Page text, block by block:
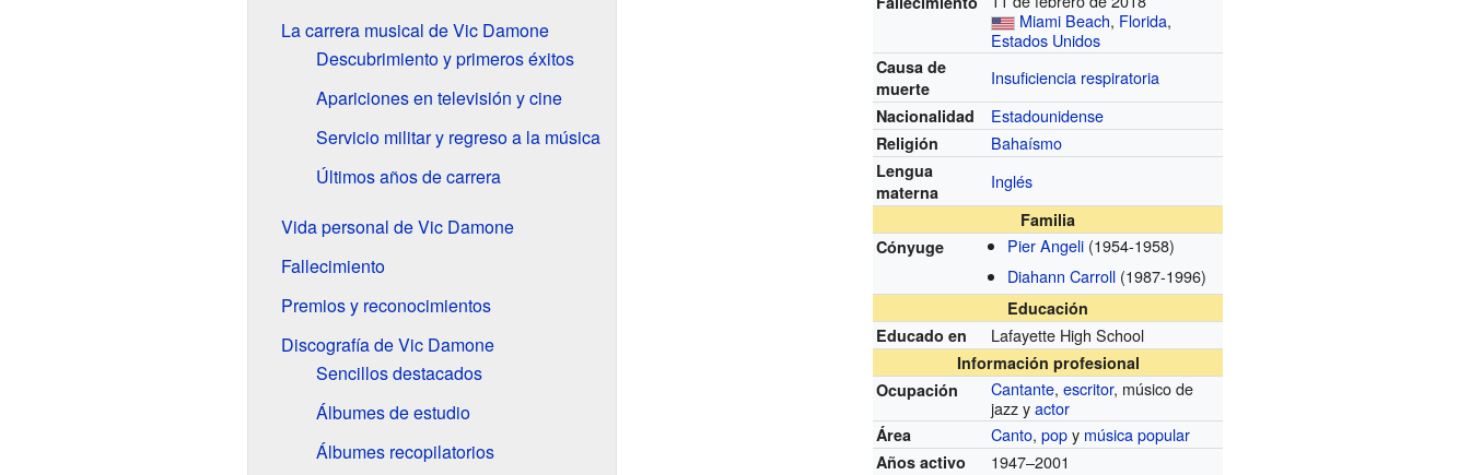
Miami Beach, Florida,
Estados Unidos
Causa de
muerte
Insuficiencia respiratoria
Nacionalidad Estadounidense
Religión Bahaísmo
Lengua
materna
Inglés
Familia
Cónyuge
Pier Angeli (1954-1958)
Diahann Carroll (1987-1996)
Educación
Educado en
Lafayette High School
Información profesional
Ocupación
Cantante,escritor, músico de
jazz yactor
Área Canto,popy música popular
Años activo 1947–2001
La carrera musical de Vic Damone
Descubrimiento y primeros éxitos
Apariciones en televisión y cine
Servicio militar y regreso a la música
Últimos años de carrera
Vida personal de Vic Damone
Fallecimiento
Premios y reconocimientos
Discografía de Vic Damone
Sencillos destacados
Álbumes de estudio
Álbumes recopilatorios